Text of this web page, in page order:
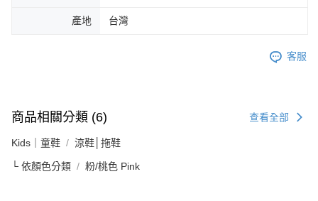
產地 台灣
客服
商品相關分類 (6) 查看全部
Kids｜童鞋 涼鞋│拖鞋
└ 依顏色分類 粉/桃色 Pink